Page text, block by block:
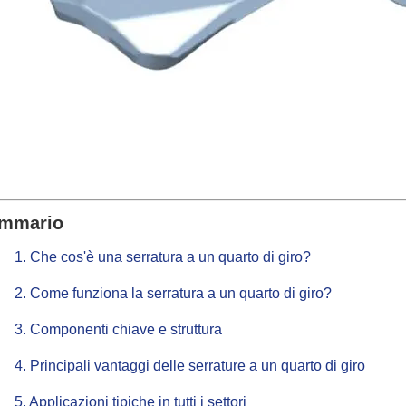
1. Che cos'è una serratura a un quarto di giro?
2. Come funziona la serratura a un quarto di giro?
3. Componenti chiave e struttura
4. Principali vantaggi delle serrature a un quarto di giro
5. Applicazioni tipiche in tutti i settori